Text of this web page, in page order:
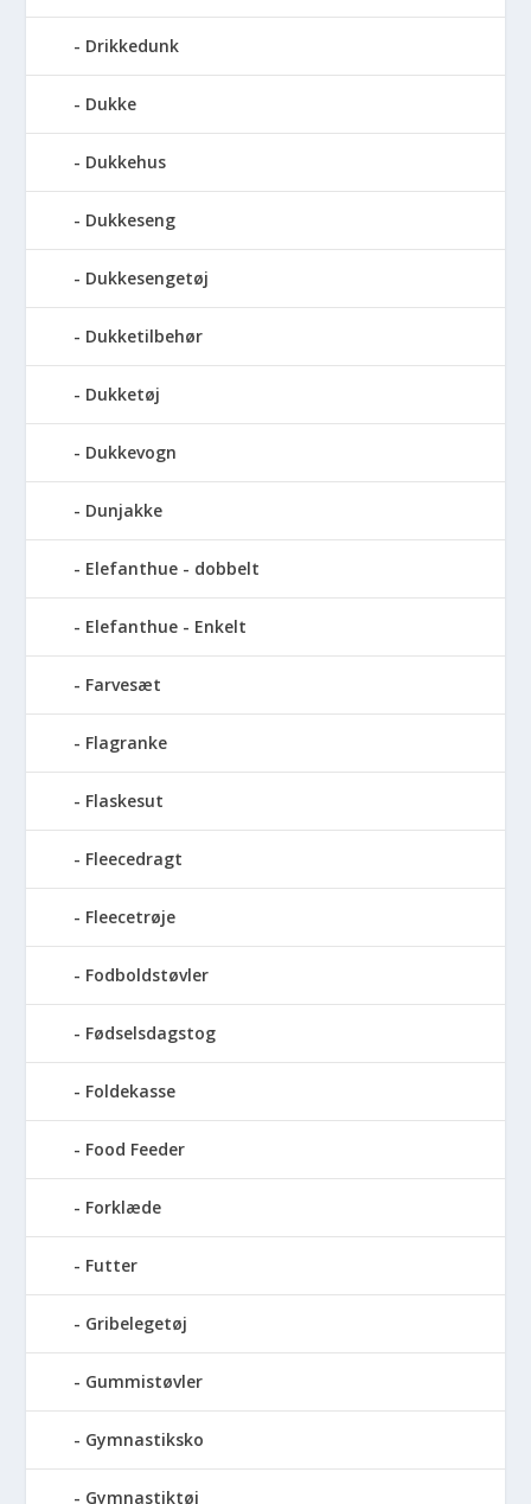
Drikkedunk
Dukke
Dukkehus
Dukkeseng
Dukkesengetøj
Dukketilbehør
Dukketøj
Dukkevogn
Dunjakke
Elefanthue - dobbelt
Elefanthue - Enkelt
Farvesæt
Flagranke
Flaskesut
Fleecedragt
Fleecetrøje
Fodboldstøvler
Fødselsdagstog
Foldekasse
Food Feeder
Forklæde
Futter
Gribelegetøj
Gummistøvler
Gymnastiksko
Gymnastiktøj